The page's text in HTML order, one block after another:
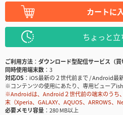
カートに
ちょっと立
ご利用方法
ダウンロード型配信サービス（買
同時使用端末数
3
対応OS
iOS最新の２世代前まで / Android最
※コンテンツの使用にあたり、専用ビューア
※Androidは、Android２世代前の端末のうち
末（Xperia、GALAXY、AQUOS、ARROWS、
必要メモリ容量
280 MB以上